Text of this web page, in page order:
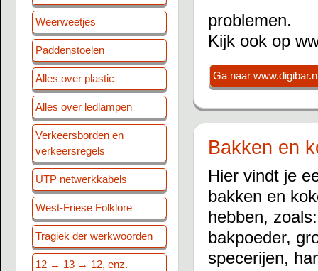
Weerweetjes
Paddenstoelen
Alles over plastic
Alles over ledlampen
Verkeersborden en
verkeersregels
UTP netwerkkabels
West-Friese Folklore
Tragiek der werkwoorden
12 → 13 → 12, enz.
problemen.
Kijk ook op
Ga naar
Bakken en
Hier vindt je
bakken en
hebben,
bakpoeder,
specerijen,